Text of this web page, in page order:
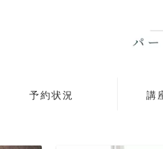
予約状況 講